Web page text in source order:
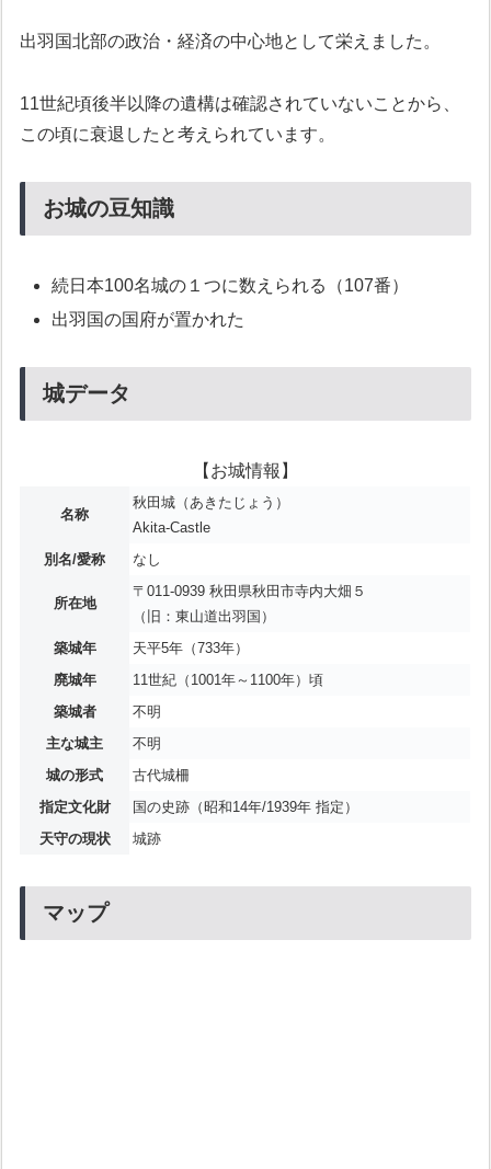
出羽国北部の政治・経済の中心地として栄えました。
11世紀頃後半以降の遺構は確認されていないことから、
この頃に衰退したと考えられています。
お城の豆知識
続日本100名城の１つに数えられる（107番）
出羽国の国府が置かれた
城データ
【お城情報】
名称
秋田城（あきたじょう）
Akita-Castle
別名/愛称
なし
所在地
〒011-0939 秋田県秋田市寺内大畑５
（旧：東山道出羽国）
築城年
天平5年（733年）
廃城年
11世紀（1001年～1100年）頃
築城者
不明
主な城主
不明
城の形式
古代城柵
指定文化財
国の史跡（昭和14年/1939年 指定）
天守の現状
城跡
マップ